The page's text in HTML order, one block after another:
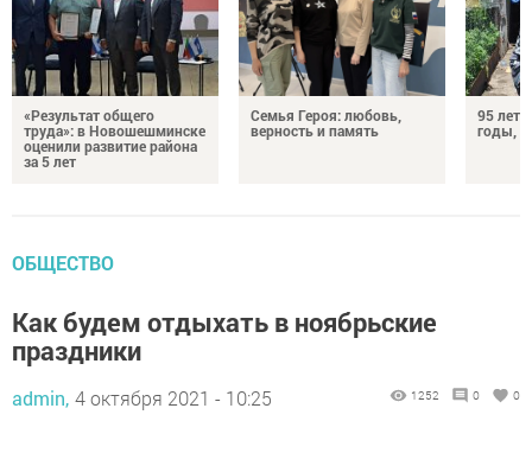
«Результат общего
труда»: в Новошешминске
оценили развитие района
за 5 лет
Семья Героя: любовь,
верность и память
95 лет
годы,
ОБЩЕСТВО
Как будем отдыхать в ноябрьские
праздники
admin, 4 октября 2021 - 10:25 1252 0 0